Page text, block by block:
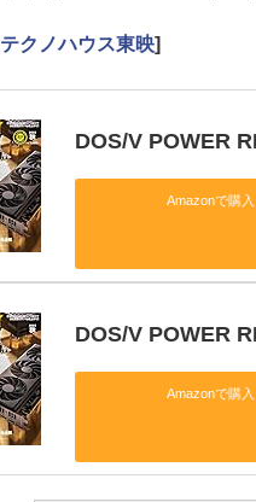
テクノハウス東映]
DOS/V POWER
Amazonで購入
DOS/V POWER
Amazonで購入